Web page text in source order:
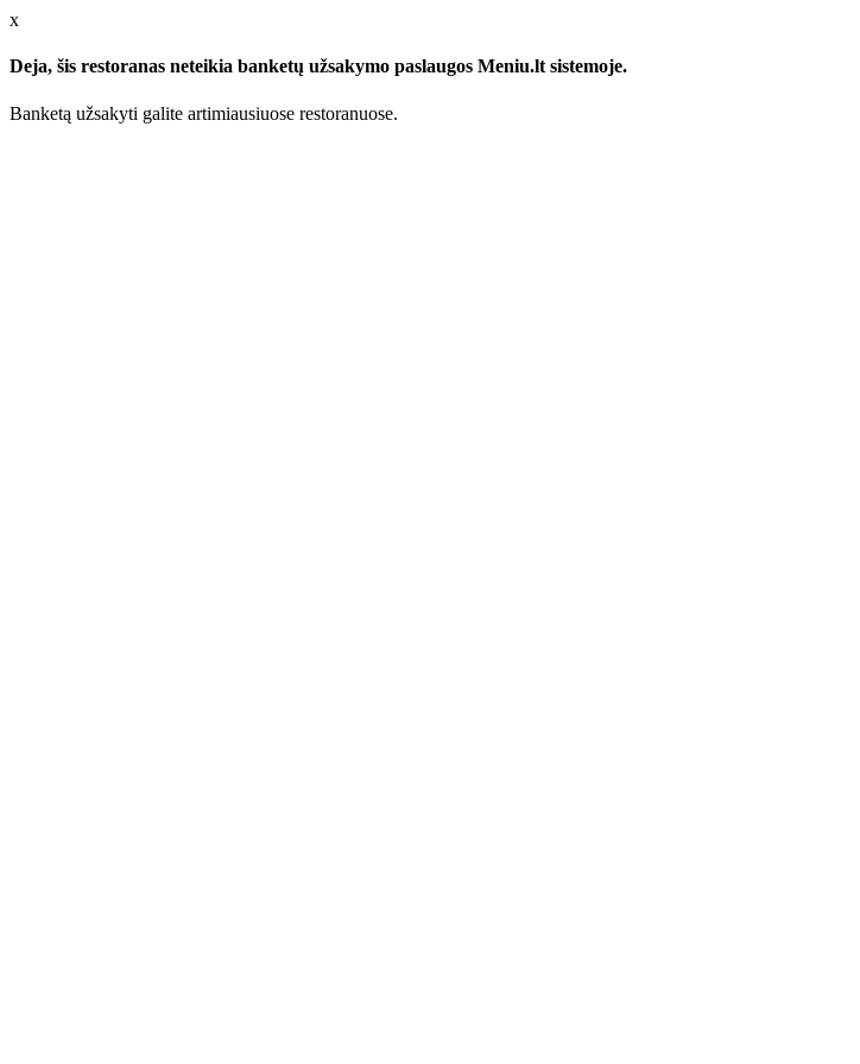
x
Deja, šis restoranas neteikia banketų užsakymo paslaugos Meniu.lt sistemoje.
Banketą užsakyti galite artimiausiuose restoranuose.